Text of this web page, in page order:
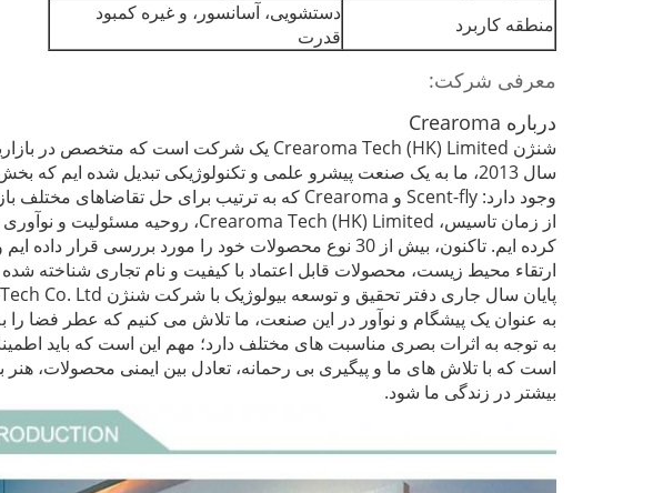
منطقه کاربرد
دستشویی، آسانسور، و غیره کمبود
قدرت
معرفی شرکت:
درباره Crearoma
شنژن Crearoma Tech (HK) Limited یک شرکت است که متخصص در بازاریابی عطر و مدیریت هوا در محیط داخلی است.
سال 2013، ما به یک صنعت پیشرو علمی و تکنولوژیکی تبدیل شده ایم که بخش تحقیق و توسعه، تولید و فروش را پس از پنج سال انباشت ادغام می کند.
وجود دارد: Scent-fly و Crearoma که به ترتیب برای حل تقاضاهای مختلف بازار تجاری و خانگی مورد استفاده قرار می گیرند.
از زمان تاسیس، Crearoma Tech (HK) Limited، روحیه مسئولیت و نوآوری را به اجرا گذاشته است.
کرده ایم. تاکنون، بیش از 30 نوع محصولات خود را مورد بررسی قرار داده ایم و بیش از 20 اختراع ثبت شده است.
ارتقاء محیط زیست، محصولات قابل اعتماد با کیفیت و نام تجاری شناخته
پایان سال جاری دفتر تحقیق و توسعه بیولوژیک با شرکت شنژن Microphy Bio-Tech Co. Ltd را تاسیس کرد.
به عنوان یک پیشگام و نوآور در این صنعت، ما تلاش می کنیم که عطر فضا را به
به توجه به اثرات بصری مناسبت های مختلف دارد؛ مهم این است که باید
است که با تلاش های ما و پیگیری بی رحمانه، تعادل بین ایمنی محصولات،
بیشتر در زندگی ما شود.